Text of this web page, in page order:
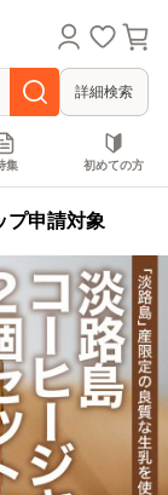
詳細検索
集 初めての方
プ申請対象